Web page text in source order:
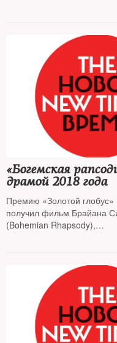
«Богемская
драмой 2018 года
Премию «Золотой глобус»
получил фильм Брайана
(Bohemian Rhapsody),